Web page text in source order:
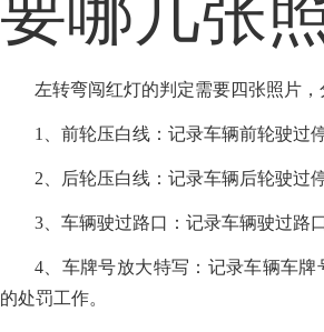
左转弯闯红灯的判定需要四张照片，
1、前轮压白线：记录车辆前轮驶过
2、后轮压白线：记录车辆后轮驶过
3、车辆驶过路口：记录车辆驶过路
4、车牌号放大特写：记录车辆车
的处罚工作。